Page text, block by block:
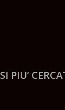
PIU’